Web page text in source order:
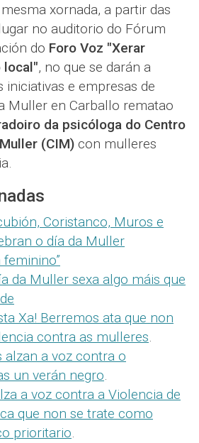
xornada, a partir das
no auditorio do Fórum
do Foro Voz "Xerar
local", no que se darán a
iniciativas e empresas de
Muller en Carballo rematao
da psicóloga do Centro
(CIM) con mulleres
Coristanco, Muros e
o día da Muller
feminino”
da Muller sexa algo máis que
Xa! Berremos ata que non
contra as mulleres.
alzan a voz contra o
un verán negro.
a voz contra a Violencia de
que non se trate como
prioritario.